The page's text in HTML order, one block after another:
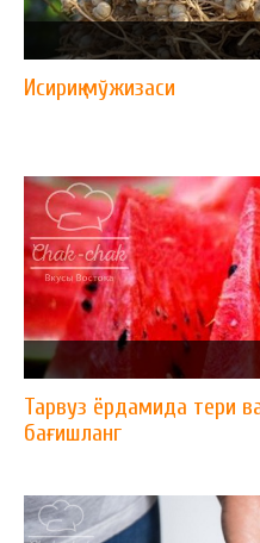
Исириқ мўжизаси
Тарвуз ёрдамида тери
бағишланг